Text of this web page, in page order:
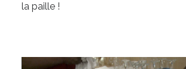
la paille !